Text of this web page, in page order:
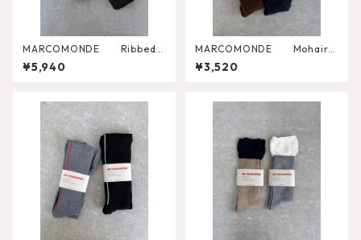
MARCOMONDE Ribbed T
ights
¥5,940
MARCOMONDE Mohair S
ocks
¥3,520